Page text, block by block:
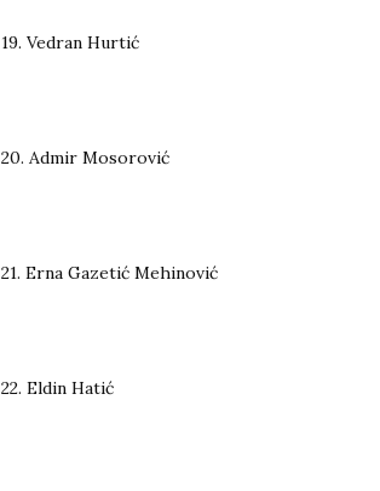
19. Vedran Hurtić
20. Admir Mosorović
21. Erna Gazetić Mehinović
22. Eldin Hatić